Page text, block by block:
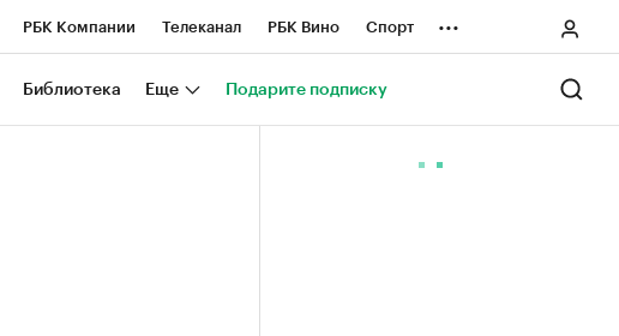
РБК Компании Телеканал РБК Вино Спорт
Национальные проекты Город
...
Библиотека Еще Подарите подписку